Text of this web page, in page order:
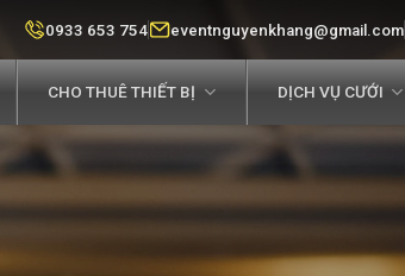
0933 653 754 eventnguyenkhang@gmail.com
CHO THUÊ THIẾT BỊ DỊCH VỤ CƯỚI